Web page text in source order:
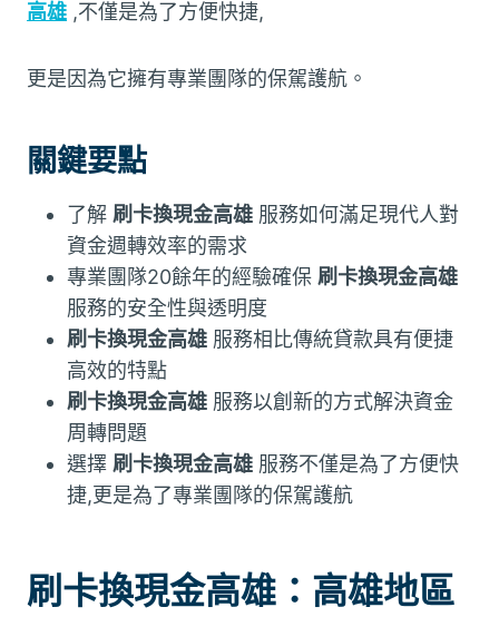
高雄 ,不僅是為了方便快捷,
更是因為它擁有專業團隊的保駕護航。
關鍵要點
了解 刷卡換現金高雄 服務如何滿足現代人對
資金週轉效率的需求
專業團隊20餘年的經驗確保 刷卡換現金高雄
服務的安全性與透明度
刷卡換現金高雄 服務相比傳統貸款具有便捷
高效的特點
刷卡換現金高雄 服務以創新的方式解決資金
周轉問題
選擇 刷卡換現金高雄 服務不僅是為了方便快
捷,更是為了專業團隊的保駕護航
刷卡換現金高雄：高雄地區